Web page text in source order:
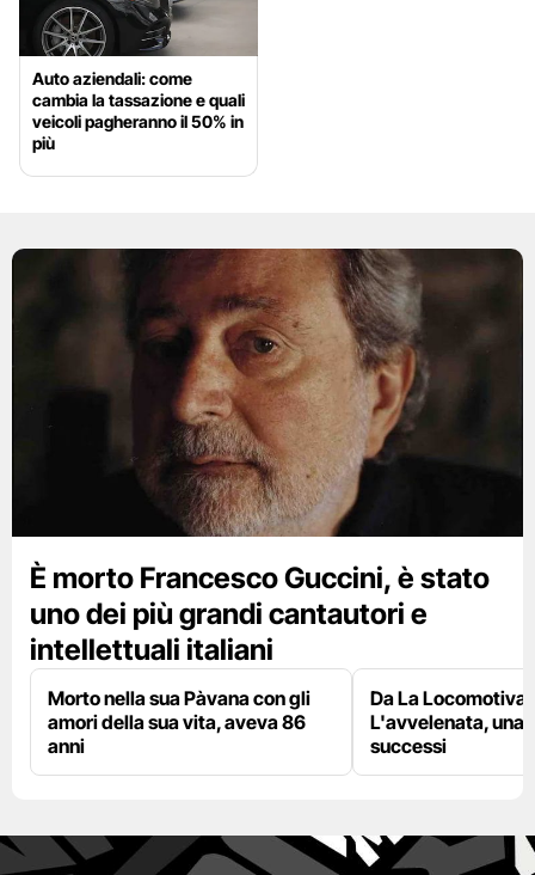
Auto aziendali: come
cambia la tassazione e quali
veicoli pagheranno il 50% in
più
È morto Francesco Guccini, è stato
uno dei più grandi cantautori e
intellettuali italiani
Morto nella sua Pàvana con gli
amori della sua vita, aveva 86
anni
Da La Locomotiva
L'avvelenata, una
successi